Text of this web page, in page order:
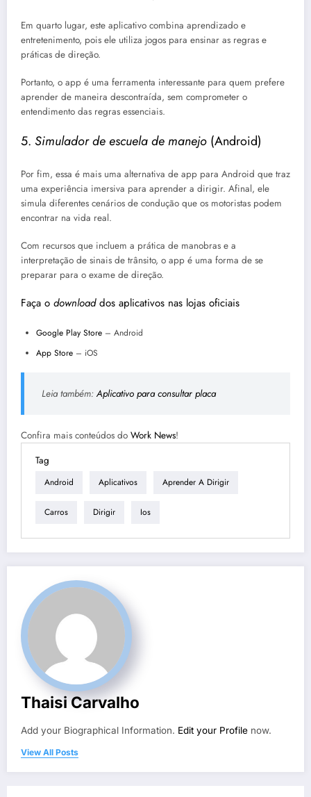
Em quarto lugar, este aplicativo combina aprendizado e
entretenimento, pois ele utiliza jogos para ensinar as regras e
práticas de direção.
Portanto, o app é uma ferramenta interessante para quem prefere
aprender de maneira descontraída, sem comprometer o
entendimento das regras essenciais.
5. Simulador de escuela de manejo (Android)
Por fim, essa é mais uma alternativa de app para Android que traz
uma experiência imersiva para aprender a dirigir. Afinal, ele
simula diferentes cenários de condução que os motoristas podem
encontrar na vida real.
Com recursos que incluem a prática de manobras e a
interpretação de sinais de trânsito, o app é uma forma de se
preparar para o exame de direção.
Faça o downloaddos aplicativos nas lojas oficiais
Google Play Store – Android
App Store – iOS
Leia também:Aplicativo para consultar placa
Confira mais conteúdos do Work News!
Tag
Android Aplicativos Aprender A Dirigir
Carros Dirigir Ios
Thaisi Carvalho
Add your Biographical Information. Edit your Profile now.
View All Posts